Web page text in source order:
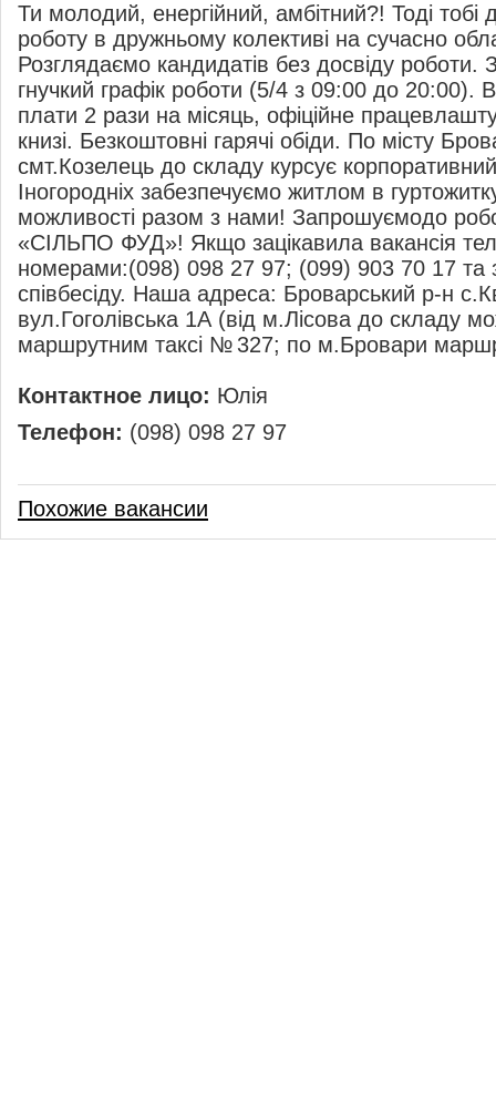
Ти молодий, енергійний, амбітний?! Тоді
роботу в дружньому колективі на сучасно
Розглядаємо кандидатів без досвіду роботи.
гнучкий графік роботи (5/4 з 09:00 до 20:00).
плати 2 рази на місяць, офіційне
книзі. Безкоштовні гарячі обіди. По місту
смт.Козелець до складу курсує
Іногородніх забезпечуємо житлом в
можливості разом з нами! Запрошуємодо
«СІЛЬПО ФУД»! Якщо зацікавила вакансія
номерами:(098) 098 27 97; (099) 903 70 17 та
співбесіду. Наша адреса: Броварський р-н
вул.Гоголівська 1А (від м.Лісова до складу
маршрутним таксі № 327; по м.Бровари
Контактное лицо: Юлія
Телефон: (098) 098 27 97
Похожие вакансии